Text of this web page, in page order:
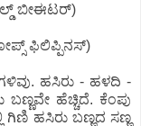
ಬೀಈಟರ್)
ಫಿಲಿಪ್ಪಿನಸ್)
ಹಸಿರು - ಹಳದಿ -
ಹೆಚ್ಚಿದೆ. ಕೆಂಪು
ಗಿಣಿ ಹಸಿರು ಬಣ್ಣದ ಸಣ್ಣ